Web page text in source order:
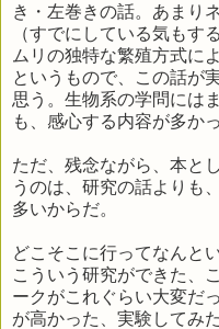
き・左巻きの話。あまり
（すでにしている気もす
ムリの独特な繁殖方式に
というもので、この話が
思う。生物系の学問には
も、感心する内容が多かっ
ただ、残念ながら、本と
うのは、研究の話よりも
多いからだ。
どこそこに行ってなんと
こういう研究ができた、
ークがこれぐらい大変だ
が高かった、実験してみ